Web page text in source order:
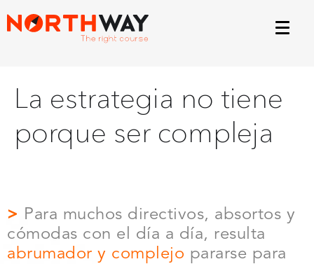
La estrategia no tiene
porque ser compleja
> Para muchos directivos, absortos y
cómodas con el día a día, resulta
abrumador y complejo pararse para